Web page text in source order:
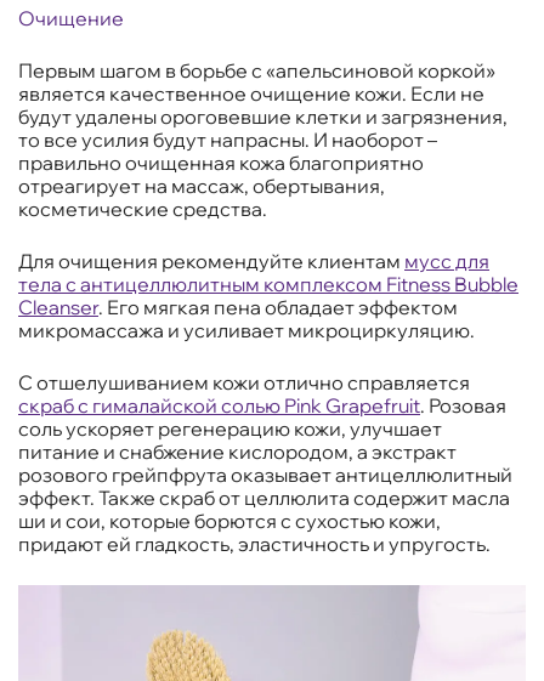
Очищение
Первым шагом в борьбе с «апельсиновой коркой»
является качественное очищение кожи. Если не
будут удалены ороговевшие клетки и загрязнения,
то все усилия будут напрасны. И наоборот –
правильно очищенная кожа благоприятно
отреагирует на массаж, обертывания,
косметические средства.
Для очищения рекомендуйте клиентам мусс для
тела с антицеллюлитным комплексом Fitness Bubble
Cleanser. Его мягкая пена обладает эффектом
микромассажа и усиливает микроциркуляцию.
С отшелушиванием кожи отлично справляется
скраб с гималайской солью Pink Grapefruit. Розовая
соль ускоряет регенерацию кожи, улучшает
питание и снабжение кислородом, а экстракт
розового грейпфрута оказывает антицеллюлитный
эффект. Также скраб от целлюлита содержит масла
ши и сои, которые борются с сухостью кожи,
придают ей гладкость, эластичность и упругость.